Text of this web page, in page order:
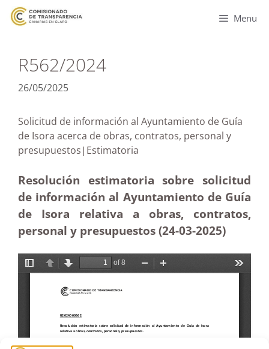
Menu
R562/2024
26/05/2025
Solicitud de información al Ayuntamiento de Guía
de Isora acerca de obras, contratos, personal y
presupuestos|Estimatoria
Resolución estimatoria sobre solicitud
de información al Ayuntamiento de Guía
de Isora relativa a obras, contratos,
personal y presupuestos (24-03-2025)